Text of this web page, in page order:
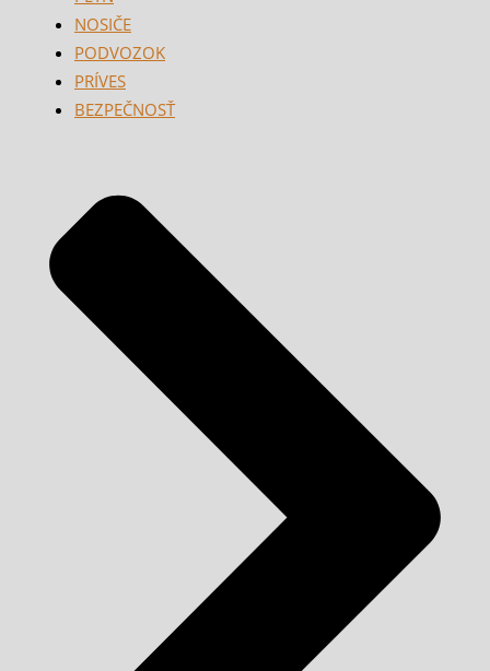
NOSIČE
PODVOZOK
PRÍVES
BEZPEČNOSŤ